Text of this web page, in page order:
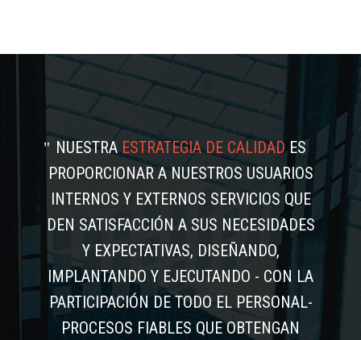
NUESTRAESTRATEGIA DE CALIDADES
PROPORCIONAR A NUESTROS USUARIOS
INTERNOS Y EXTERNOS SERVICIOS QUE
DEN SATISFACCIÓN A SUS NECESIDADES
Y EXPECTATIVAS, DISEÑANDO,
IMPLANTANDO Y EJECUTANDO - CON LA
PARTICIPACIÓN DE TODO EL PERSONAL-
PROCESOS FIABLES QUE OBTENGAN